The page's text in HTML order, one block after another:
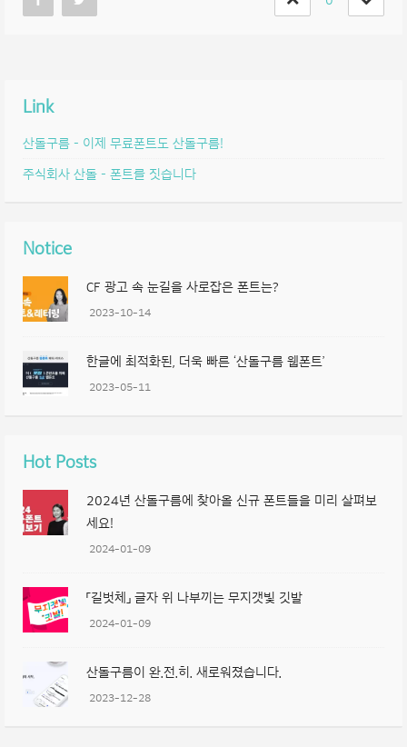
Link
산돌구름 – 이제 무료폰트도 산돌구름!
주식회사 산돌 – 폰트를 짓습니다
Notice
CF 광고 속 눈길을 사로잡은 폰트는?
2023-10-14
한글에 최적화된, 더욱 빠른 ‘산돌구름 웹폰트’
2023-05-11
Hot Posts
2024년 산돌구름에 찾아올 신규 폰트들을 미리 살펴보
세요!
2024-01-09
「길벗체」 글자 위 나부끼는 무지갯빛 깃발
2024-01-09
산돌구름이 완.전.히. 새로워졌습니다.
2023-12-28